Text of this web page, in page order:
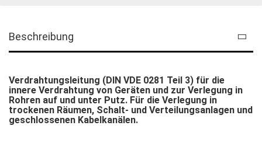
Beschreibung
Verdrahtungsleitung (DIN VDE 0281 Teil 3) für die
innere Verdrahtung von Geräten und zur Verlegung in
Rohren auf und unter Putz. Für die Verlegung in
trockenen Räumen, Schalt- und Verteilungsanlagen und
geschlossenen Kabelkanälen.